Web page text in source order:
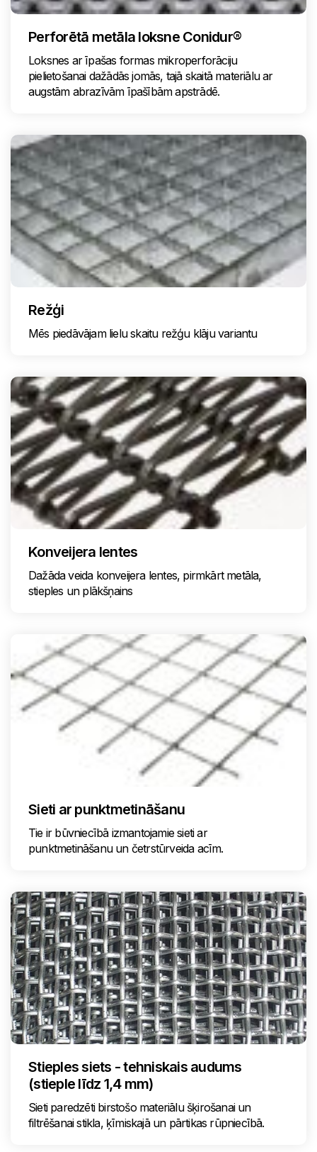
Perforētā metāla loksne Conidur®
Loksnes ar īpašas formas mikroperforāciju
pielietošanai dažādās jomās, tajā skaitā materiālu ar
augstām abrazīvām īpašībām apstrādē.
Režģi
Mēs piedāvājam lielu skaitu režģu klāju variantu
Konveijera lentes
Dažāda veida konveijera lentes, pirmkārt metāla,
stieples un plākšņains
Sieti ar punktmetināšanu
Tie ir būvniecībā izmantojamie sieti ar
punktmetināšanu un četrstūrveida acīm.
Stieples siets - tehniskais audums
(stieple līdz 1,4 mm)
Sieti paredzēti birstošo materiālu šķirošanai un
filtrēšanai stikla, ķīmiskajā un pārtikas rūpniecībā.